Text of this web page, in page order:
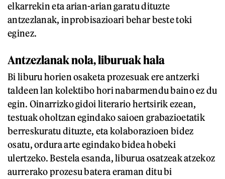
elkarrekin eta arian-arian garatu dituzte
antzezlanak, inprobisazioari behar beste toki
eginez.
Antzezlanak nola, liburuak hala
Bi liburu horien osaketa prozesuak ere antzerki
taldeen lan kolektibo hori nabarmendu baino ez du
egin. Oinarrizko gidoi literario hertsirik ezean,
testuak oholtzan egindako saioen grabazioetatik
berreskuratu dituzte, eta kolaborazioen bidez
osatu, ordura arte egindako bidea hobeki
ulertzeko. Bestela esanda, liburua osatzeak atzekoz
aurrerako prozesu batera eraman ditu bi